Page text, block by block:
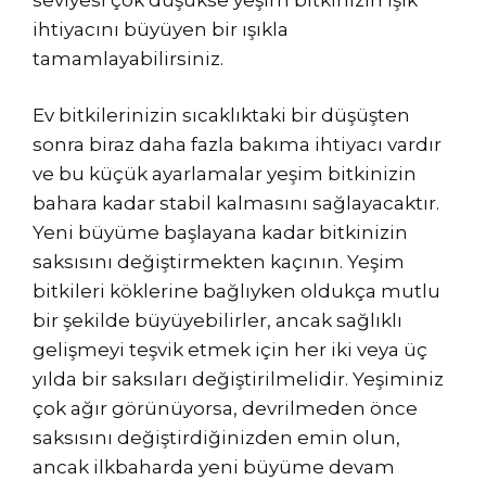
ihtiyacını büyüyen bir ışıkla
tamamlayabilirsiniz.
Ev bitkilerinizin sıcaklıktaki bir düşüşten
sonra biraz daha fazla bakıma ihtiyacı vardır
ve bu küçük ayarlamalar yeşim bitkinizin
bahara kadar stabil kalmasını sağlayacaktır.
Yeni büyüme başlayana kadar bitkinizin
saksısını değiştirmekten kaçının. Yeşim
bitkileri köklerine bağlıyken oldukça mutlu
bir şekilde büyüyebilirler, ancak sağlıklı
gelişmeyi teşvik etmek için her iki veya üç
yılda bir saksıları değiştirilmelidir. Yeşiminiz
çok ağır görünüyorsa, devrilmeden önce
saksısını değiştirdiğinizden emin olun,
ancak ilkbaharda yeni büyüme devam